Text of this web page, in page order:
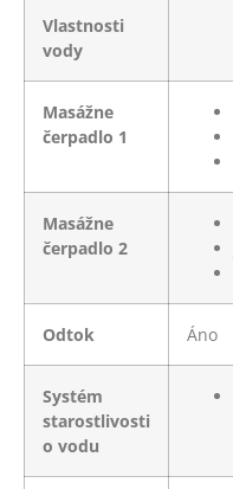
Vlastnosti
vody
Masážne
čerpadlo 1
Masážne
čerpadlo 2
Odtok Áno
Systém
starostlivosti
o vodu